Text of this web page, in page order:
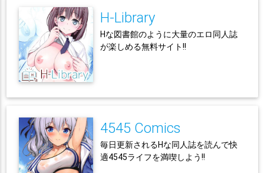
H-Library
Hな図書館のように大量のエロ同人誌
が楽しめる無料サイト!!
4545 Comics
毎日更新されるHな同人誌を読んで快
適4545ライフを満喫しよう!!